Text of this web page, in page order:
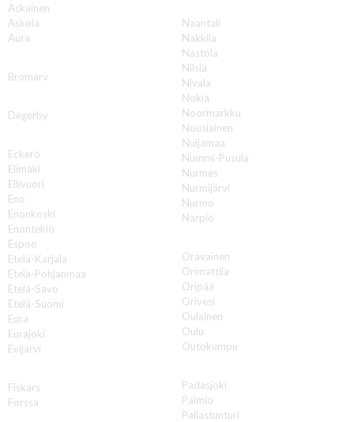
Askainen
Askola
Aura
Bromarv
Degerby
Eckerö
Elimäki
Ellivuori
Eno
Enonkoski
Enontekiö
Espoo
Etelä-Karjala
Etelä-Pohjanmaa
Etelä-Savo
Etelä-Suomi
Eura
Eurajoki
Evijärvi
Fiskars
Forssa
Naantali
Nakkila
Nastola
Nilsiä
Nivala
Nokia
Noormarkku
Nousiainen
Nuijamaa
Nummi-Pusula
Nurmes
Nurmijärvi
Nurmo
Närpiö
Oravainen
Orimattila
Oripää
Orivesi
Oulainen
Oulu
Outokumpu
Padasjoki
Paimio
Pallastunturi